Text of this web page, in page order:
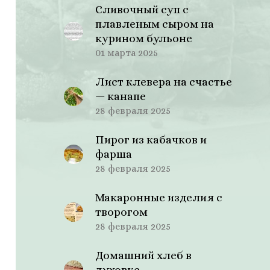
Сливочный суп с
плавленым сыром на
курином бульоне
01 марта 2025
Лист клевера на счастье
— канапе
28 февраля 2025
Пирог из кабачков и
фарша
28 февраля 2025
Макаронные изделия с
творогом
28 февраля 2025
Домашний хлеб в